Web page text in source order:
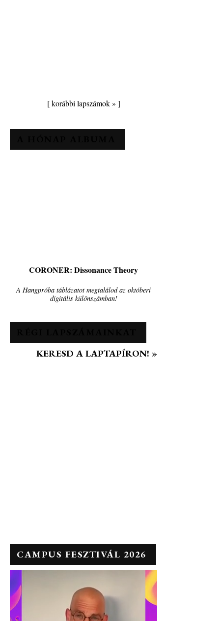
[korábbi lapszámok » ]
CORONER: Dissonance Theory
A Hangpróba táblázatot megtalálod az októberi
digitális különszámban!
KERESD A LAPTAPÍRON! »
CAMPUS FESZTIVÁL 2026